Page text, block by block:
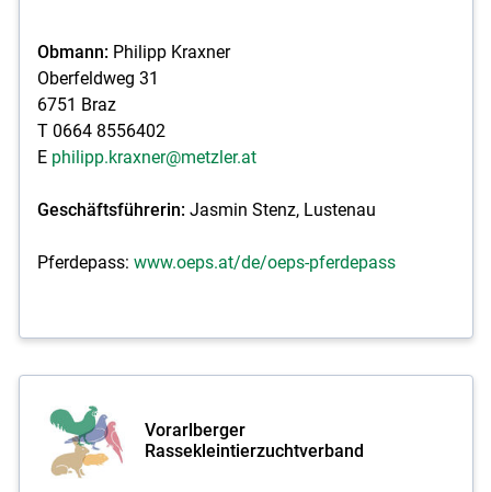
Obmann:Philipp Kraxner
Oberfeldweg 31
6751 Braz
T 0664 8556402
E philipp.kraxner@metzler.at
Geschäftsführerin:Jasmin Stenz, Lustenau
Pferdepass: www.oeps.at/de/oeps-pferdepass
Vorarlberger
Rassekleintierzuchtverband